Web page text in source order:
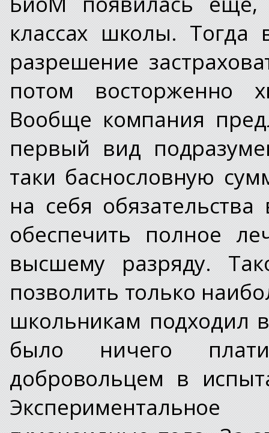
классах школы.
разрешение
потом восторженно
Вообще компания
первый вид
таки баснословную
на себя
обеспечить полное
высшему разряду.
позволить только
школьникам подходил
было ничего
добровольцем в